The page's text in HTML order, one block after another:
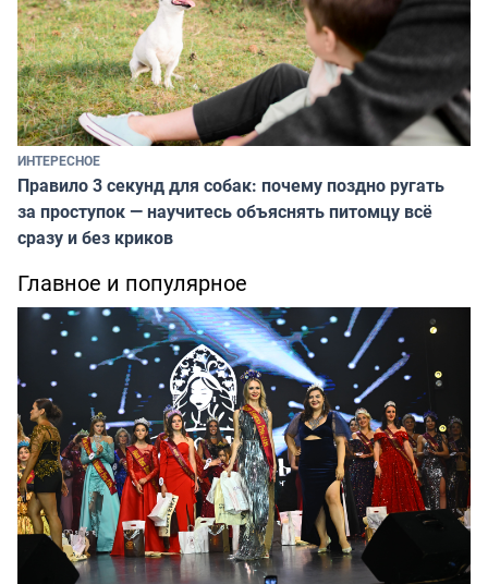
ИНТЕРЕСНОЕ
Правило 3 секунд для собак: почему поздно ругать
за проступок — научитесь объяснять питомцу всё
сразу и без криков
Главное и популярное